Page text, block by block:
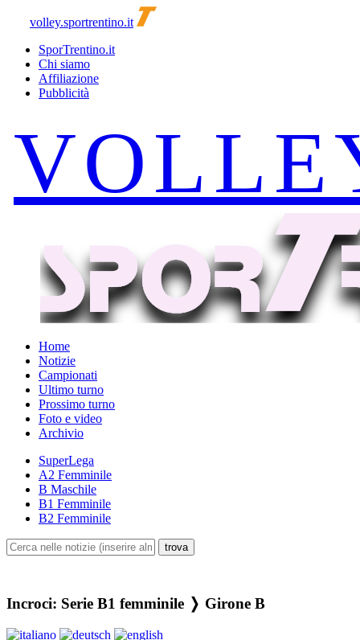
volley.sportrentino.it
SporTrentino.it
Chi siamo
Affiliazione
Pubblicità
Home
Notizie
Campionati
Ultimo turno
Prossimo turno
Foto e video
Archivio
SuperLega
A2 Femminile
B Maschile
B1 Femminile
B2 Femminile
Incroci: Serie B1 femminile ❭ Girone B